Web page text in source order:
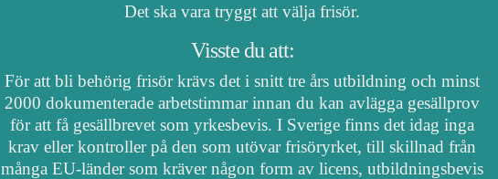
Det ska vara tryggt att välja frisör.
Visste du att:
För att bli behörig frisör krävs det i snitt tre års utbildning och minst
2000 dokumenterade arbetstimmar innan du kan avlägga gesällprov
för att få gesällbrevet som yrkesbevis. I Sverige finns det idag inga
krav eller kontroller på den som utövar frisöryrket, till skillnad från
många EU-länder som kräver någon form av licens, utbildningsbevis